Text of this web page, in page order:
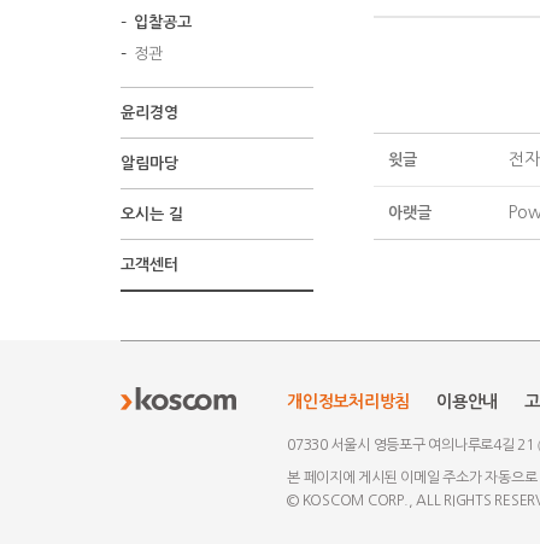
입찰공고
정관
윤리경영
알림마당
오시는 길
고객센터
윗글 전
아랫글
개인정보처리방침 이용안내
07330 서울시 영등포구 여의나루로4길 21
본 페이지에 게시된 이메일 주소가 자동으
© KOSCOM CORP., ALL RIGHTS